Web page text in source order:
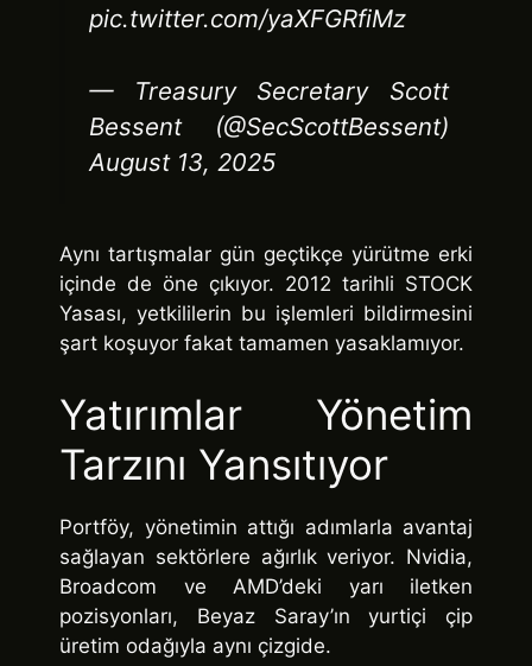
pic.twitter.com/yaXFGRfiMz
— Treasury Secretary Scott
Bessent (@SecScottBessent)
August 13, 2025
Aynı tartışmalar gün geçtikçe yürütme erki
içinde de öne çıkıyor. 2012 tarihli STOCK
Yasası, yetkililerin bu işlemleri bildirmesini
şart koşuyor fakat tamamen yasaklamıyor.
Yatırımlar Yönetim
Tarzını Yansıtıyor
Portföy, yönetimin attığı adımlarla avantaj
sağlayan sektörlere ağırlık veriyor. Nvidia,
Broadcom ve AMD’deki yarı iletken
pozisyonları, Beyaz Saray’ın yurtiçi çip
üretim odağıyla aynı çizgide.